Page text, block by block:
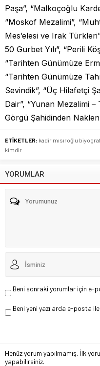
Paşa”, “Malkoçoğlu
“Moskof Mezalimi”,
Mes’elesi ve Irak
50 Gurbet Yılı”, “Perili
“Tarihten Günümüze
“Tarihten Günümüze
Sevindik”, “Üç Hilafetçi
Dair”, “Yunan Mezalimi –
Görgü Şahidinden
ETİKETLER: kadir mısıroğlu
kimdir
YORUMLAR
Beni sonraki yorumlar için e-
Beni yeni yazılarda e-posta
Henüz yorum yapılmamış. İlk
yapabilirsiniz.